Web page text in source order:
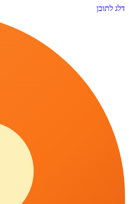
דלג לתוכן